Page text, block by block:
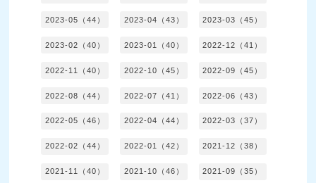
2023-05（44） 2023-04（43） 2023-03（45）
2023-02（40） 2023-01（40） 2022-12（41）
2022-11（40） 2022-10（45） 2022-09（45）
2022-08（44） 2022-07（41） 2022-06（43）
2022-05（46） 2022-04（44） 2022-03（37）
2022-02（44） 2022-01（42） 2021-12（38）
2021-11（40） 2021-10（46） 2021-09（35）